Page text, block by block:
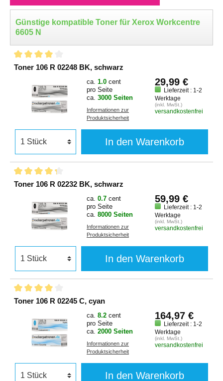
Günstige kompatible Toner für Xerox Workcentre
6605 N
Toner 106 R 02248 BK, schwarz
ca. 1.0 cent
pro Seite
ca. 3000 Seiten
Informationen zur
Produktsicherheit
29,99 €
Lieferzeit : 1-2
Werktage
(inkl. MwSt.)
versandkostenfrei
In den Warenkorb
Toner 106 R 02232 BK, schwarz
ca. 0.7 cent
pro Seite
ca. 8000 Seiten
Informationen zur
Produktsicherheit
59,99 €
Lieferzeit : 1-2
Werktage
(inkl. MwSt.)
versandkostenfrei
In den Warenkorb
Toner 106 R 02245 C, cyan
ca. 8.2 cent
pro Seite
ca. 2000 Seiten
Informationen zur
Produktsicherheit
164,97 €
Lieferzeit : 1-2
Werktage
(inkl. MwSt.)
versandkostenfrei
In den Warenkorb